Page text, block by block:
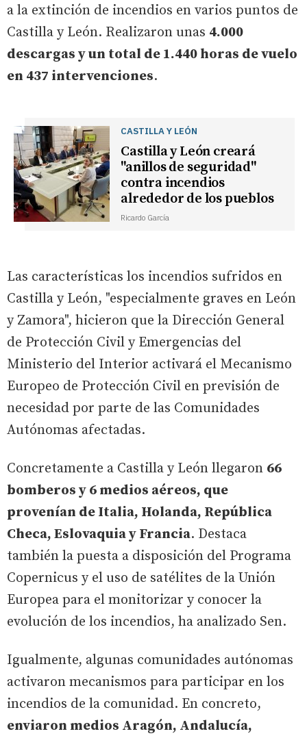
a la extinción de incendios en varios puntos de
Castilla y León. Realizaron unas 4.000
descargas y un total de 1.440 horas de vuelo
en 437 intervenciones.
CASTILLA Y LEÓN
Castilla y León creará
"anillos de seguridad"
contra incendios
alrededor de los pueblos
Ricardo García
Las características los incendios sufridos en
Castilla y León, "especialmente graves en León
y Zamora", hicieron que la Dirección General
de Protección Civil y Emergencias del
Ministerio del Interior activará el Mecanismo
Europeo de Protección Civil en previsión de
necesidad por parte de las Comunidades
Autónomas afectadas.
Concretamente a Castilla y León llegaron 66
bomberos y 6 medios aéreos, que
provenían de Italia, Holanda, República
Checa, Eslovaquia y Francia. Destaca
también la puesta a disposición del Programa
Copernicus y el uso de satélites de la Unión
Europea para el monitorizar y conocer la
evolución de los incendios, ha analizado Sen.
Igualmente, algunas comunidades autónomas
activaron mecanismos para participar en los
incendios de la comunidad. En concreto,
enviaron medios Aragón, Andalucía,